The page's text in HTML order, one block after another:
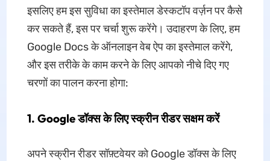
इसलिए हम इस सुविधा का इस्तेमाल डेस्कटॉप वर्ज़न पर कैसे
कर सकते हैं, इस पर चर्चा शुरू करेंगे। उदाहरण के लिए, हम
Google Docs के ऑनलाइन वेब ऐप का इस्तेमाल करेंगे,
और इस तरीके के काम करने के लिए आपको नीचे दिए गए
चरणों का पालन करना होगा:
1. Google डॉक्स के लिए स्क्रीन रीडर सक्षम करें
अपने स्क्रीन रीडर सॉफ़्टवेयर को Google डॉक्स के लिए